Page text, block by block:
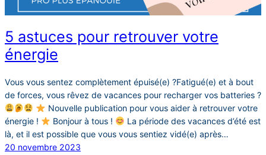
5 astuces pour retrouver votre
énergie
Vous vous sentez complètement épuisé(e) ?Fatigué(e) et à bout
de forces, vous rêvez de vacances pour recharger vos batteries ?
Nouvelle publication pour vous aider à retrouver votre
énergie !
Bonjour à tous !
La période des vacances d’été est
là, et il est possible que vous vous sentiez vidé(e) après…
20 novembre 2023